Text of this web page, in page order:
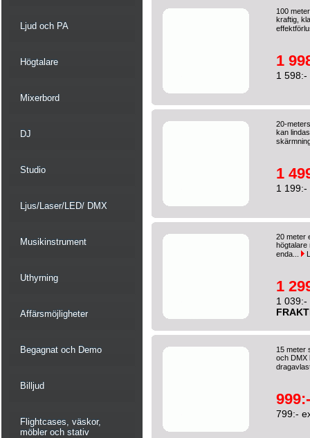
Ljud och PA
Högtalare
Mixerbord
DJ
Studio
Ljus/Laser/LED/ DMX
Musikinstrument
Uthyrning
Affärsmöjligheter
Begagnat och Demo
Billjud
Flightcases, väskor,
möbler och stativ
100
kraftig,
1
1 598:-
20-
kan
1
1 199:-
20 meter
högtalare
enda...
1
1 039:-
15 meter
och DMX
999:-
799:-